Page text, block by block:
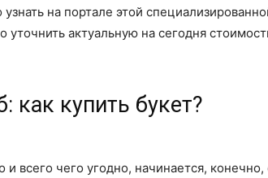
на портале этой
актуальную на сегодня
как купить букет?
и всего чего угодно, начинается,